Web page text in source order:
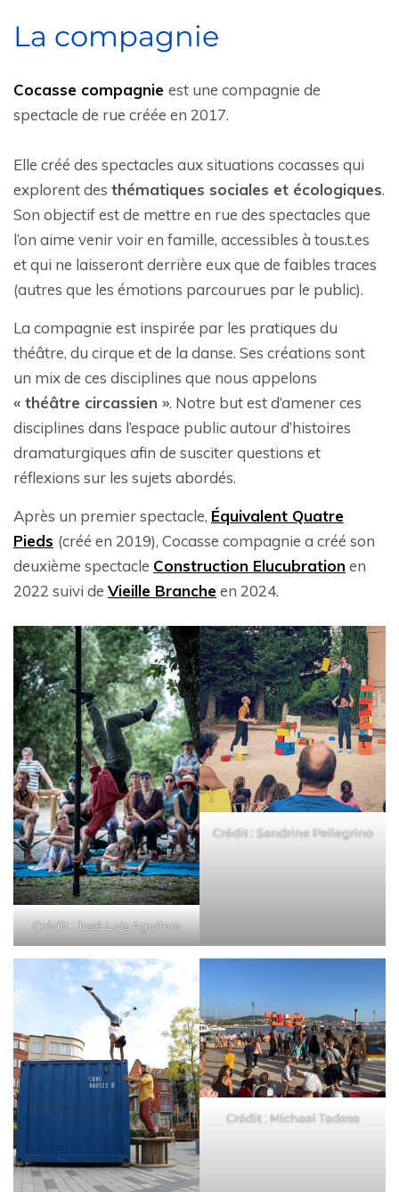
La compagnie
Cocasse compagnie est une compagnie de
spectacle de rue créée en 2017.
Elle créé des spectacles aux situations cocasses qui
explorent des thématiques sociales et écologiques.
Son objectif est de mettre en rue des spectacles que
l’on aime venir voir en famille, accessibles à tous.t.es
et qui ne laisseront derrière eux que de faibles traces
(autres que les émotions parcourues par le public).
La compagnie est inspirée par les pratiques du
théâtre, du cirque et de la danse. Ses créations sont
un mix de ces disciplines que nous appelons
« théâtre circassien ». Notre but est d’amener ces
disciplines dans l’espace public autour d’histoires
dramaturgiques afin de susciter questions et
réflexions sur les sujets abordés.
Après un premier spectacle, Équivalent Quatre
Pieds (créé en 2019), Cocasse compagnie a créé son
deuxième spectacle Construction Elucubration en
2022 suivi de Vieille Brancheen 2024.
Crédit : José Luis Aguilera
Crédit : Sandrine Pellegrino
Crédit : Michael Tadese